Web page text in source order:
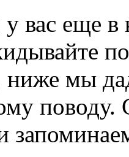
вас еще в
мы